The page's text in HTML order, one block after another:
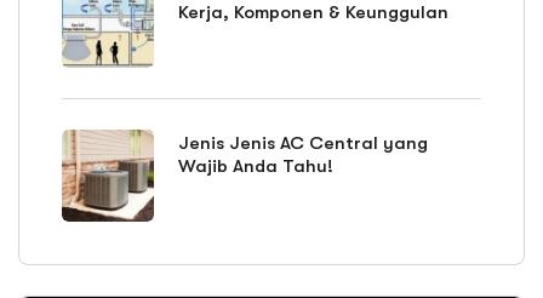
Kerja, Komponen & Keunggulan
Jenis Jenis AC Central yang
Wajib Anda Tahu!